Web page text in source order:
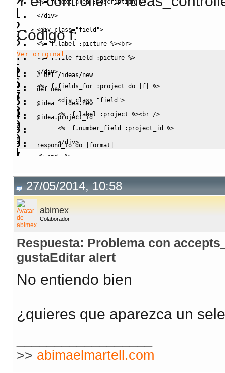
<%= f.text_area :description %>
</div>
<div class="field">
<%= f. label :picture %><br>
<%= f.file_field :picture %>
</div>
<%= f.fields_for :project do f
%>
<div class="field">
<%= f.label :project %><br />
<%= f. number_field :project_id
%>
</div>
<%
end
-%>
<%= f.submit
%>
<% end %>
Código f:
Ver original
27/05/2014, 10:58
abimex
Colaborador
Respuesta: Problema con
gustaEditar alert
No entiendo bien
¿quieres que aparezca un
>> abimaelmartell.com